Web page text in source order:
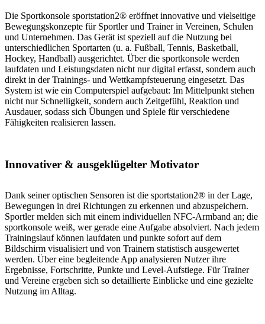
Die Sportkonsole sportstation2® eröffnet innovative und vielseitige
Bewegungskonzepte für Sportler und Trainer in Vereinen, Schulen
und Unternehmen. Das Gerät ist speziell auf die Nutzung bei
unterschiedlichen Sportarten (u. a. Fußball, Tennis, Basketball,
Hockey, Handball) ausgerichtet. Über die sportkonsole werden
laufdaten und Leistungsdaten nicht nur digital erfasst, sondern auch
direkt in der Trainings- und Wettkampfsteuerung eingesetzt. Das
System ist wie ein Computerspiel aufgebaut: Im Mittelpunkt stehen
nicht nur Schnelligkeit, sondern auch Zeitgefühl, Reaktion und
Ausdauer, sodass sich Übungen und Spiele für verschiedene
Fähigkeiten realisieren lassen.
Innovativer & ausgeklügelter Motivator
Dank seiner optischen Sensoren ist die sportstation2® in der Lage,
Bewegungen in drei Richtungen zu erkennen und abzuspeichern.
Sportler melden sich mit einem individuellen NFC-Armband an; die
sportkonsole weiß, wer gerade eine Aufgabe absolviert. Nach jedem
Trainingslauf können laufdaten und punkte sofort auf dem
Bildschirm visualisiert und von Trainern statistisch ausgewertet
werden. Über eine begleitende App analysieren Nutzer ihre
Ergebnisse, Fortschritte, Punkte und Level-Aufstiege. Für Trainer
und Vereine ergeben sich so detaillierte Einblicke und eine gezielte
Nutzung im Alltag.